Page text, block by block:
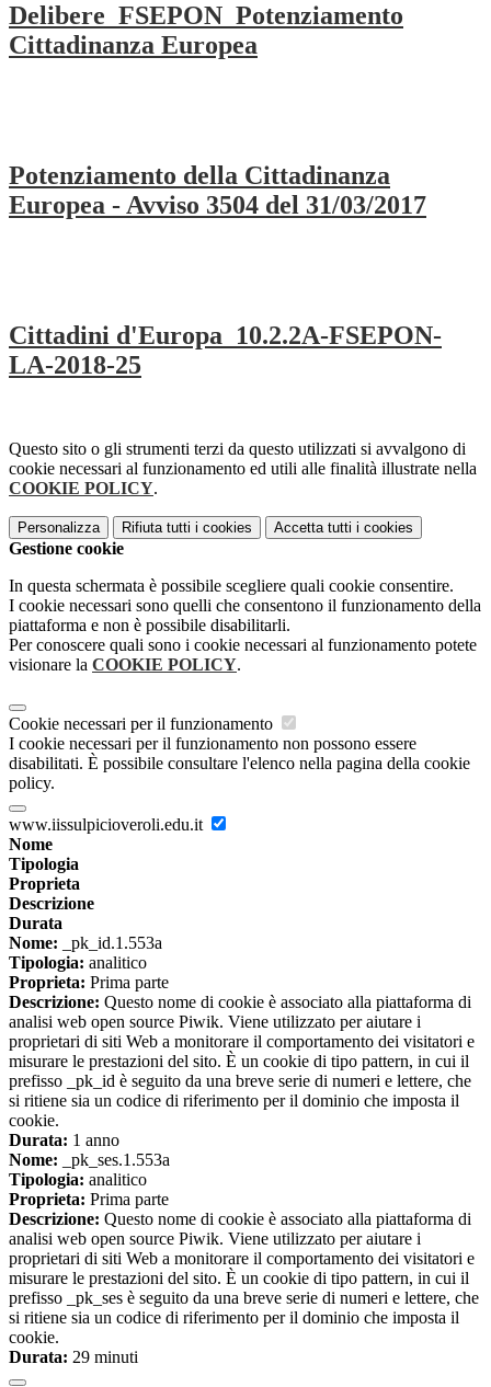
Delibere_FSEPON_Potenziamento
Cittadinanza Europea
Potenziamento della Cittadinanza
Europea - Avviso 3504 del 31/03/2017
Cittadini d'Europa_10.2.2A-FSEPON-
LA-2018-25
Questo sito o gli strumenti terzi da questo utilizzati si avvalgono di
cookie necessari al funzionamento ed utili alle finalità illustrate nella
COOKIE POLICY.
Personalizza Rifiuta tutti i cookies Accetta tutti i cookies
Gestione cookie
In questa schermata è possibile scegliere quali cookie consentire.
I cookie necessari sono quelli che consentono il funzionamento della
piattaforma e non è possibile disabilitarli.
Per conoscere quali sono i cookie necessari al funzionamento potete
visionare la COOKIE POLICY.
Cookie necessari per il funzionamento
I cookie necessari per il funzionamento non possono essere
disabilitati. È possibile consultare l'elenco nella pagina della cookie
policy.
www.iissulpicioveroli.edu.it
Nome
Tipologia
Proprieta
Descrizione
Durata
Nome: _pk_id.1.553a
Tipologia: analitico
Proprieta: Prima parte
Descrizione: Questo nome di cookie è associato alla piattaforma di
analisi web open source Piwik. Viene utilizzato per aiutare i
proprietari di siti Web a monitorare il comportamento dei visitatori e
misurare le prestazioni del sito. È un cookie di tipo pattern, in cui il
prefisso _pk_id è seguito da una breve serie di numeri e lettere, che
si ritiene sia un codice di riferimento per il dominio che imposta il
cookie.
Durata: 1 anno
Nome: _pk_ses.1.553a
Tipologia: analitico
Proprieta: Prima parte
Descrizione: Questo nome di cookie è associato alla piattaforma di
analisi web open source Piwik. Viene utilizzato per aiutare i
proprietari di siti Web a monitorare il comportamento dei visitatori e
misurare le prestazioni del sito. È un cookie di tipo pattern, in cui il
prefisso _pk_ses è seguito da una breve serie di numeri e lettere, che
si ritiene sia un codice di riferimento per il dominio che imposta il
cookie.
Durata: 29 minuti